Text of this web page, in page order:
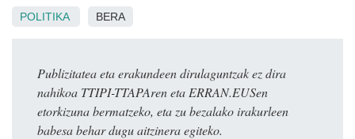
POLITIKA BERA
Publizitatea eta erakundeen dirulaguntzak ez dira
nahikoa TTIPI-TTAPAren eta ERRAN.EUSen
etorkizuna bermatzeko, eta zu bezalako irakurleen
babesa behar dugu aitzinera egiteko.